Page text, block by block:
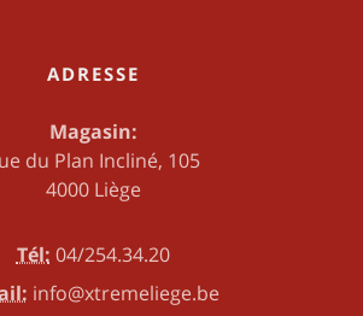
ADRESSE
Magasin:
du Plan Incliné, 105
4000 Liège
Tél: 04/254.34.20
info@xtremeliege.be